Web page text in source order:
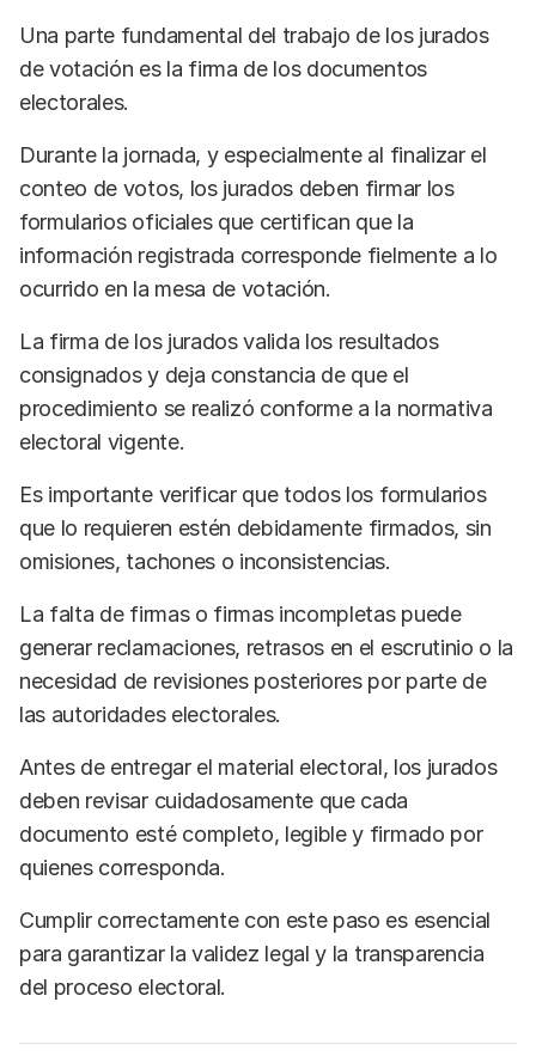
Una parte fundamental del trabajo de los jurados
de votación es la firma de los documentos
electorales.
Durante la jornada, y especialmente al finalizar el
conteo de votos, los jurados deben firmar los
formularios oficiales que certifican que la
información registrada corresponde fielmente a lo
ocurrido en la mesa de votación.
La firma de los jurados valida los resultados
consignados y deja constancia de que el
procedimiento se realizó conforme a la normativa
electoral vigente.
Es importante verificar que todos los formularios
que lo requieren estén debidamente firmados, sin
omisiones, tachones o inconsistencias.
La falta de firmas o firmas incompletas puede
generar reclamaciones, retrasos en el escrutinio o la
necesidad de revisiones posteriores por parte de
las autoridades electorales.
Antes de entregar el material electoral, los jurados
deben revisar cuidadosamente que cada
documento esté completo, legible y firmado por
quienes corresponda.
Cumplir correctamente con este paso es esencial
para garantizar la validez legal y la transparencia
del proceso electoral.